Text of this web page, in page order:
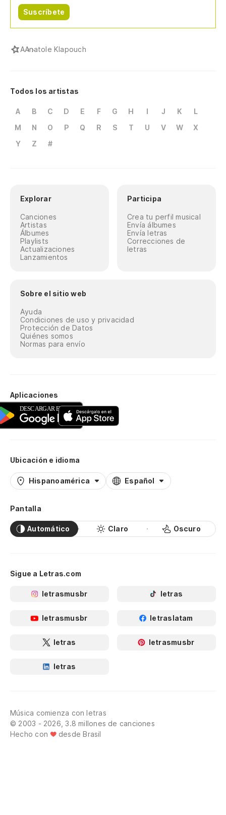
Suscríbete
AAnatole Klapouch
Todos los artistas
A B C D E F G H I J K
L
M
N O P Q R S T U V W
X
Y
Z #
Explorar
Canciones
Artistas
Álbumes
Playlists
Actualizaciones
Lanzamientos
Participa
Crea tu perfil musical
Envía álbumes
Envía letras
Correcciones de
letras
Sobre el sitio web
Ayuda
Condiciones de uso y privacidad
Protección de Datos
Quiénes somos
Normas para envío
Aplicaciones
Ubicación e idioma
Hispanoamérica Español
Pantalla
Automático Claro Oscuro
Sigue a Letras.com
letrasmusbr letras
letrasmusbr letraslatam
letras letrasmusbr
letras
Música comienza con letras
© 2003 - 2026, 3.8 millones de canciones
Hecho con
desde Brasil